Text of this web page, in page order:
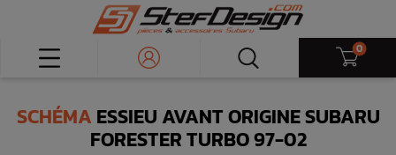
0
SCHÉMA ESSIEU AVANT ORIGINE SUBARU
FORESTER TURBO 97-02